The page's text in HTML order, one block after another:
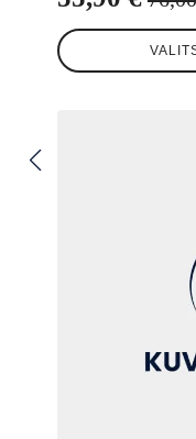
hinta
oli:
Nykyinen
hinta
on:
Tällä
tuotteella